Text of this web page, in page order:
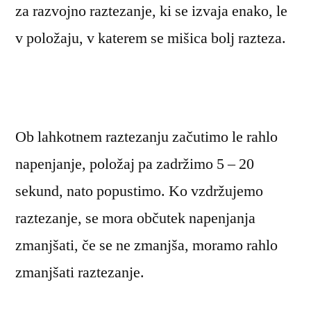
za razvojno raztezanje, ki se izvaja enako, le
v položaju, v katerem se mišica bolj razteza.
Ob lahkotnem raztezanju začutimo le rahlo
napenjanje, položaj pa zadržimo 5 – 20
sekund, nato popustimo. Ko vzdržujemo
raztezanje, se mora občutek napenjanja
zmanjšati, če se ne zmanjša, moramo rahlo
zmanjšati raztezanje.